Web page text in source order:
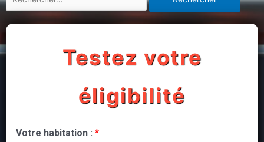
Testez votre
éligibilité
Votre habitation : *